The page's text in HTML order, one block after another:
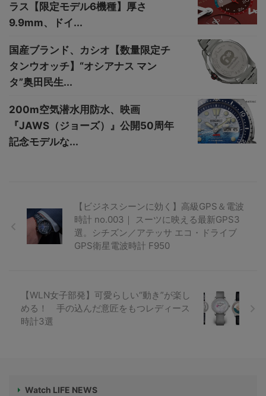
ラス【限定モデル6機種】厚さ
9.9mm、ドイ...
国産ブランド、カシオ【数量限定チ
タンウオッチ】“オシアナス マン
タ”奥田民生...
200m空気潜⽔⽤防⽔、映画
『JAWS（ジョーズ）』公開50周年
記念モデルな...
【ビジネスシーンに効く】高級GPS＆電波
時計 no.003｜ スーツに映える最新GPS3
選。シチズン／アテッサ エコ・ドライブ
GPS衛星電波時計 F950
【WLN女子部発】可愛らしい“動き”が楽し
める！ 手の込んだ意匠をもつレディース
時計3選
Watch LIFE NEWS